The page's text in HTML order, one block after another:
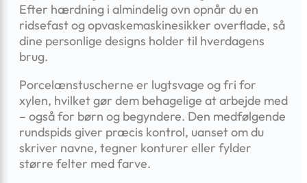
Efter hærdning i almindelig ovn opnår du en
ridsefast og opvaskemaskinesikker overflade, så
dine personlige designs holder til hverdagens
brug.
Porcelænstuscherne er lugtsvage og fri for
xylen, hvilket gør dem behagelige at arbejde med
– også for børn og begyndere. Den medfølgende
rundspids giver præcis kontrol, uanset om du
skriver navne, tegner konturer eller fylder
større felter med farve.